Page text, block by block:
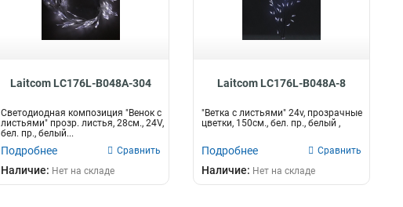
Laitcom LC176L-B048A-304
Светодиодная композиция "Венок с
листьями" прозр. листья, 28см., 24V,
бел. пр., белый...
Подробнее Сравнить
Наличие: Нет на складе
Laitcom LC176L-B048A-8
"Ветка с листьями" 24v, прозрачные
цветки, 150см., бел. пр., белый ,
Подробнее Сравнить
Наличие: Нет на складе